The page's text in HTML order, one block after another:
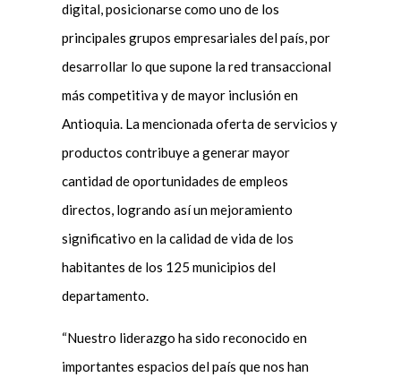
digital, posicionarse como uno de los
principales grupos empresariales del país, por
desarrollar lo que supone la red transaccional
más competitiva y de mayor inclusión en
Antioquia. La mencionada oferta de servicios y
productos contribuye a generar mayor
cantidad de oportunidades de empleos
directos, logrando así un mejoramiento
significativo en la calidad de vida de los
habitantes de los 125 municipios del
departamento.
“Nuestro liderazgo ha sido reconocido en
importantes espacios del país que nos han